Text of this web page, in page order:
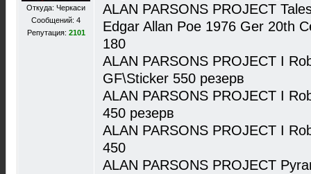
Откуда: Черкаси
Сообщений: 4
Репутация: 2101
ALAN PARSONS PROJECT
Edgar Allan Poe 1976 Ger 20th
180
ALAN PARSONS PROJECT I
GF\Sticker 550 резерв
ALAN PARSONS PROJECT I
450 резерв
ALAN PARSONS PROJECT I
450
ALAN PARSONS PROJECT